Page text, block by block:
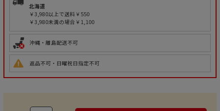
北海道
￥3,980以上で送料￥550
￥3,980未満の場合￥1,100
沖縄・離島配送不可
返品不可・日曜祝日指定不可